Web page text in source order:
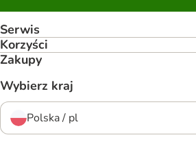
Serwis
Korzyści
Zakupy
Wybierz kraj
Polska / pl